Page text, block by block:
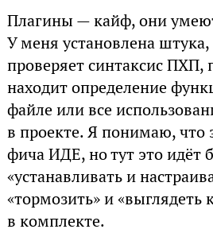
Плагины — кайф, они
У меня установлена штука,
проверяет синтаксис ПХП,
находит определение
файле или все
в проекте. Я понимаю, что
фича ИДЕ, но тут это идёт
«устанавливать и
«тормозить» и «выглядеть
в комплекте.